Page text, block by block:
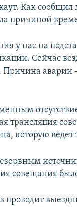
Как сообщил
причиной
у нас на
Сейчас
Причина аварии
трансляция
которую
совещания
проводит